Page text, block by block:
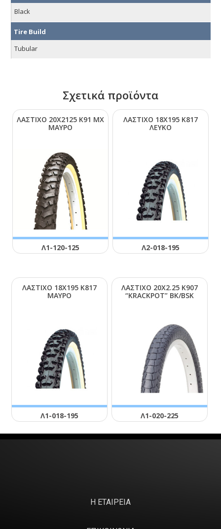
Black
Tire Build
Tubular
Σχετικά προϊόντα
ΛΑΣΤΙΧΟ 20Χ2125 Κ91 ΜΧ
ΜΑΥΡΟ
Λ1-120-125
ΛΑΣΤΙΧΟ 18Χ195 Κ817
ΛΕΥΚΟ
Λ2-018-195
ΛΑΣΤΙΧΟ 18Χ195 Κ817
ΜΑΥΡΟ
Λ1-018-195
ΛΑΣΤΙΧΟ 20Χ2.25 Κ907
“ΚRΑCΚΡΟΤ” ΒΚ/ΒSΚ
Λ1-020-225
Η ΕΤΑΙΡΕΙΑ